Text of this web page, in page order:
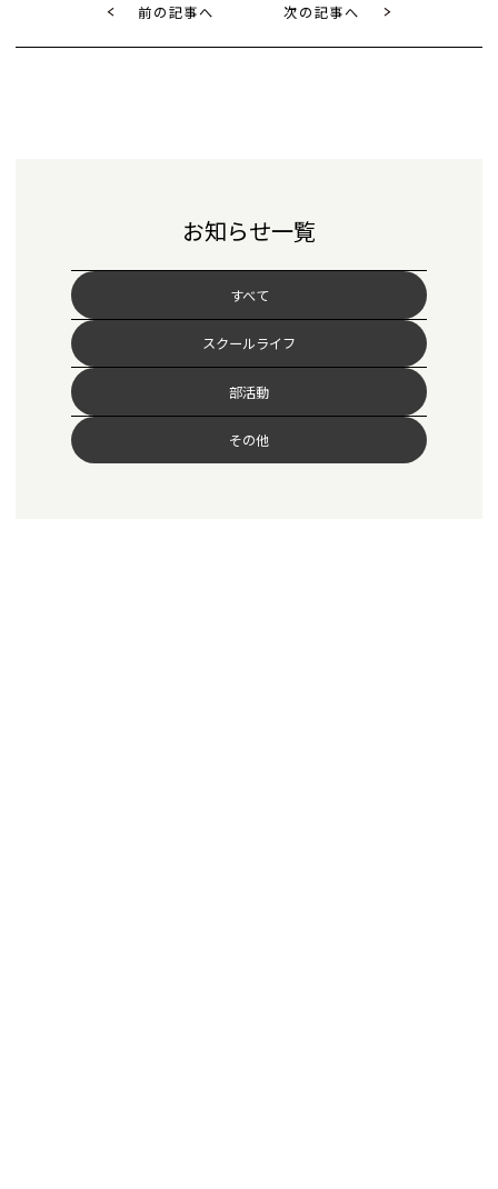
前の記事へ 次の記事へ
お知らせ一覧
すべて
スクールライフ
部活動
その他